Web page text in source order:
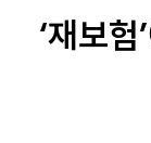
‘재보험’